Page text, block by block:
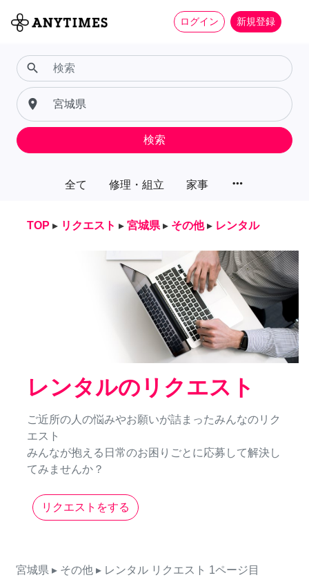
ログイン 新規登録
全て 修理・組立 家事 more_horiz
search
place
検索
TOP ▸ リクエスト ▸ 宮城県 ▸ その他 ▸ レンタル
レンタルのリクエスト
ご近所の人の悩みやお願いが詰まったみんなのリク
エスト
みんなが抱える日常のお困りごとに応募して解決し
てみませんか？
リクエストをする
宮城県 ▸ その他 ▸ レンタル リクエスト 1ページ目